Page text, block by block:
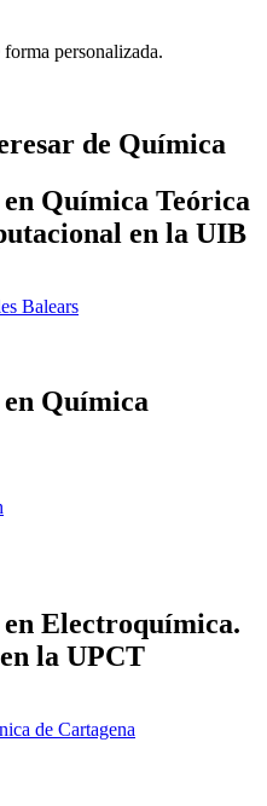
personalizada.
de Química
Química Teórica
en la UIB
Balears
Química
Electroquímica.
la UPCT
de Cartagena